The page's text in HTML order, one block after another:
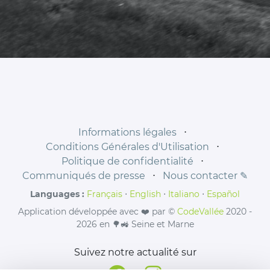
Informations légales
⋅
Conditions Générales d'Utilisation
⋅
Politique de confidentialité
⋅
Communiqués de presse
⋅ Nous contacter ✎
Languages : Français ⋅ English ⋅ Italiano ⋅ Español
Application développée avec ❤️ par © CodeVallée 2020 -
2026 en 🌳🚜 Seine et Marne
Suivez notre actualité sur